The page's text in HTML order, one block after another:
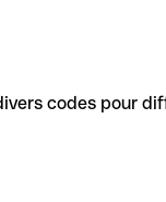
codes pour